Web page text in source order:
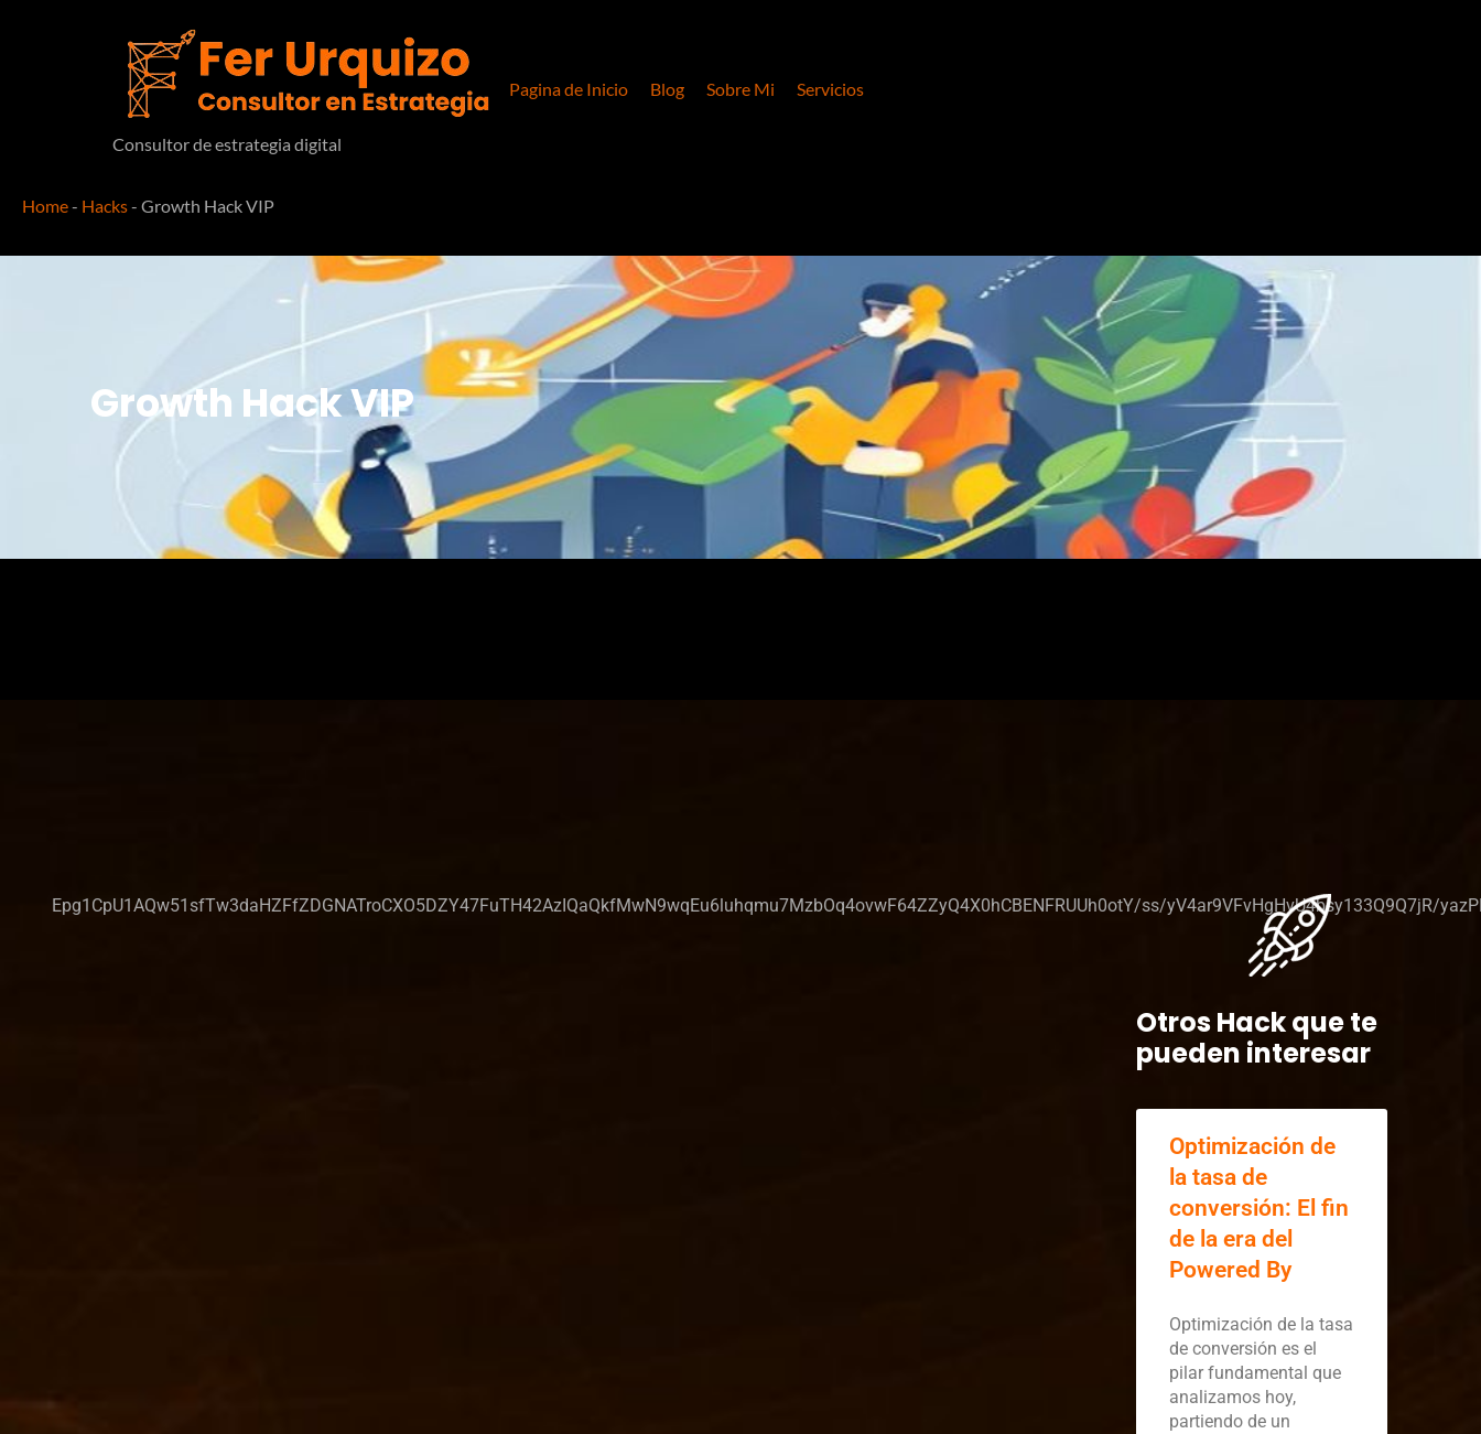
Consultor de estrategia digital
Pagina de Inicio Blog Sobre Mi Servicios
Home- Hacks- Growth Hack VIP
Growth Hack VIP
Epg1CpU1AQw51sfTw3daHZFfZDGNATroCXO5DZY47FuTH42AzIQaQkfMwN9wqEu6luhqmu7MzbOq4ovwF64ZZyQ4X0hCBENFRUUh0otY/ss/yV4ar9VFvHgHvU4bsy133Q9Q7jR/
Otros Hack que te
pueden interesar
Optimización de
la tasa de
conversión: El fin
de la era del
Powered By
Optimización de la tasa
de conversión es el
pilar fundamental que
analizamos hoy,
partiendo de un